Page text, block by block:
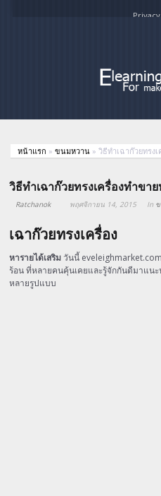
หน้าแรก »ขนมหวาน »วิธีทำเฉาก๊วยทรง
วิธีทำเฉาก๊วยทรงเครื่องทำขา
Ratchanok พฤศจิกายน 14, 2015 In
เฉาก๊วยทรงเครื่อง
หารายได้เสริมวันนี้
ร้อน ที่หลายคนคุ้นเคยและรู้จักกันดีมาแน
หลายรูปแบบ